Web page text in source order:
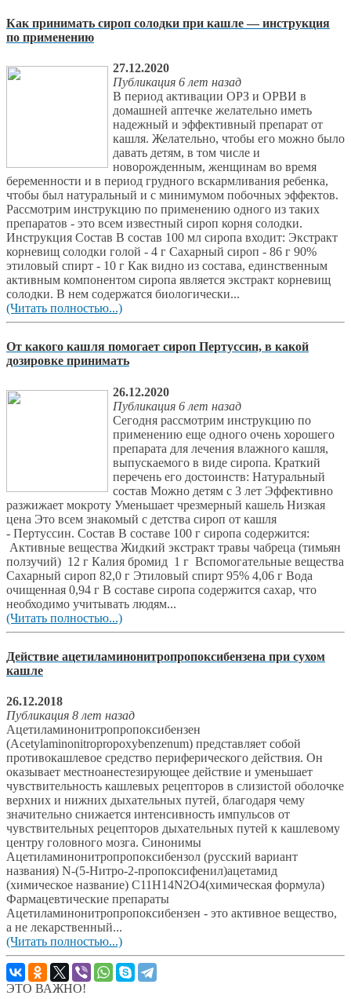
Как принимать сироп солодки при кашле — инструкция
по применению
27.12.2020
Публикация 6 лет назад
В период активации ОРЗ и ОРВИ в
домашней аптечке желательно иметь
надежный и эффективный препарат от
кашля. Желательно, чтобы его можно было
давать детям, в том числе и
новорожденным, женщинам во время
беременности и в период грудного вскармливания ребенка,
чтобы был натуральный и с минимумом побочных эффектов.
Рассмотрим инструкцию по применению одного из таких
препаратов - это всем известный сироп корня солодки.
Инструкция Состав В состав 100 мл сиропа входит: Экстракт
корневищ солодки голой - 4 г Сахарный сироп - 86 г 90%
этиловый спирт - 10 г Как видно из состава, единственным
активным компонентом сиропа является экстракт корневищ
солодки. В нем содержатся биологически...
(Читать полностью...)
От какого кашля помогает сироп Пертуссин, в какой
дозировке принимать
26.12.2020
Публикация 6 лет назад
Сегодня рассмотрим инструкцию по
применению еще одного очень хорошего
препарата для лечения влажного кашля,
выпускаемого в виде сиропа. Краткий
перечень его достоинств: Натуральный
состав Можно детям с 3 лет Эффективно
разжижает мокроту Уменьшает чрезмерный кашель Низкая
цена Это всем знакомый с детства сироп от кашля
- Пертуссин. Состав В составе 100 г сиропа содержится:
Активные вещества Жидкий экстракт травы чабреца (тимьян
ползучий) 12 г Калия бромид 1 г Вспомогательные вещества
Сахарный сироп 82,0 г Этиловый спирт 95% 4,06 г Вода
очищенная 0,94 г В составе сиропа содержится сахар, что
необходимо учитывать людям...
(Читать полностью...)
Действие ацетиламинонитропропоксибензена при сухом
кашле
26.12.2018
Публикация 8 лет назад
Ацетиламинонитропропоксибензен
(Acetylaminonitropropoxybenzenum) представляет собой
противокашлевое средство периферического действия. Он
оказывает местноанестезирующее действие и уменьшает
чувствительность кашлевых рецепторов в слизистой оболочке
верхних и нижних дыхательных путей, благодаря чему
значительно снижается интенсивность импульсов от
чувствительных рецепторов дыхательных путей к кашлевому
центру головного мозга. Синонимы
Ацетиламинонитропропоксибензол (русский вариант
названия) N-(5-Нитро-2-пропоксифенил)ацетамид
(химическое название) C11H14N2O4(химическая формула)
Фармацевтические препараты
Ацетиламинонитропропоксибензен - это активное вещество,
а не лекарственный...
(Читать полностью...)
ЭТО ВАЖНО!